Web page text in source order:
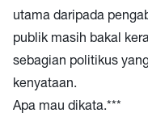
utama daripada
publik masih bakal
sebagian politikus
kenyataan.
Apa mau dikata.***